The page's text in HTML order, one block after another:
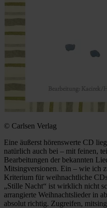
© Carlsen Verlag
Eine äußerst hörenswerte CD
natürlich auch bei – mit feinen,
Bearbeitungen der bekannten
Mitsingversionen. Ein – wie ich
Kriterium für weihnachtliche
„Stille Nacht“ ist wirklich nicht
arrangierte Weihnachtslieder in
absolut richtig. Zugreifen,